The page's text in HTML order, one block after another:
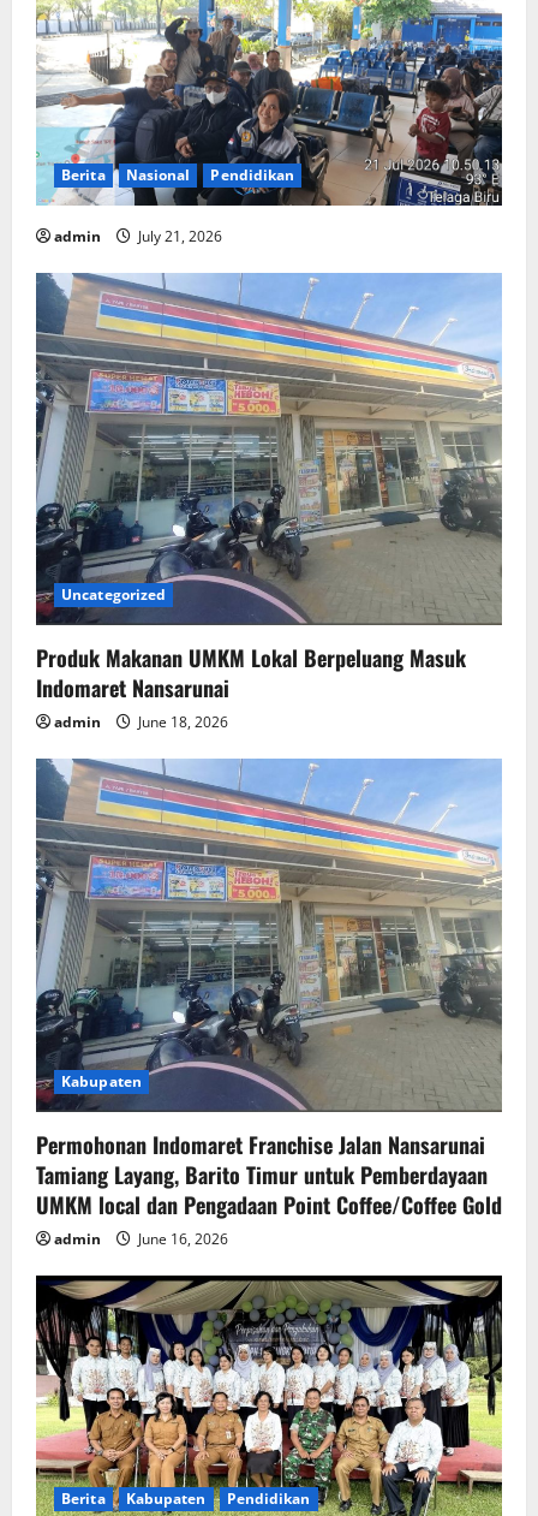
Berita Nasional Pendidikan
admin July 21, 2026
Uncategorized
Produk Makanan UMKM Lokal Berpeluang Masuk
Indomaret Nansarunai
admin June 18, 2026
Kabupaten
Permohonan Indomaret Franchise Jalan Nansarunai
Tamiang Layang, Barito Timur untuk Pemberdayaan
UMKM local dan Pengadaan Point Coffee/Coffee Gold
admin June 16, 2026
Berita Kabupaten Pendidikan